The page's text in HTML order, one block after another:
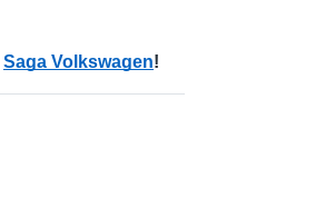
Saga Volkswagen!